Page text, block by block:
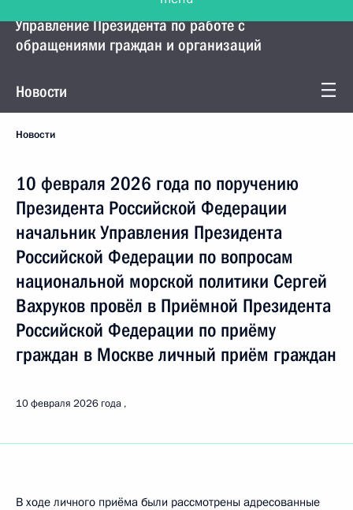
Управление Президента по работе с
обращениями граждан и организаций
Новости
Новости
10 февраля 2026 года по поручению
Президента Российской Федерации
начальник Управления Президента
Российской Федерации по вопросам
национальной морской политики Сергей
Вахруков провёл в Приёмной Президента
Российской Федерации по приёму
граждан в Москве личный приём граждан
10 февраля 2026 года
В ходе личного приёма были рассмотрены адресованные